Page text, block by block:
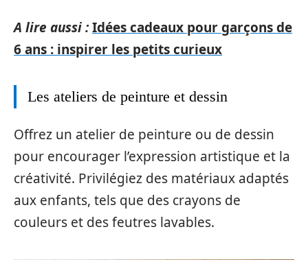
A lire aussi :Idées cadeaux pour garçons de
6 ans : inspirer les petits curieux
Les ateliers de peinture et dessin
Offrez un atelier de peinture ou de dessin
pour encourager l’expression artistique et la
créativité. Privilégiez des matériaux adaptés
aux enfants, tels que des crayons de
couleurs et des feutres lavables.